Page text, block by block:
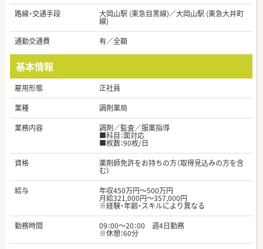
路線・交通手段 大岡山駅 (東急目黒線)／大岡山駅 (東急大井町
線)
通勤交通費
有／全額
基本情報
雇用形態
正社員
業種
調剤薬局
業務内容
調剤／監査／服薬指導
■科目：面対応
■枚数：90枚/日
資格
薬剤師免許をお持ちの方（取得見込みの方を含
む）
給与
年収450万円～500万円
月給321,000円～357,000円
※経験・年齢・スキルにより異なる
勤務時間
09：00～20：00 週4日勤務
※休憩：60分